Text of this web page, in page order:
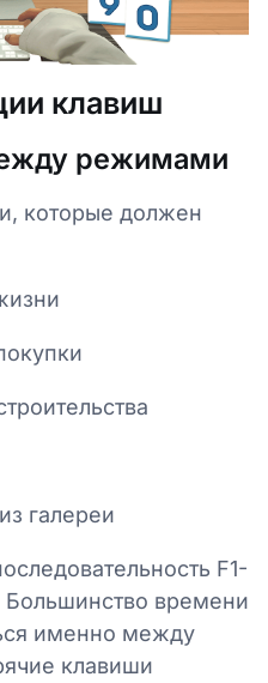
клавиш
режимами
которые должен
галереи
F1-
Большинство времени
именно между
клавиши